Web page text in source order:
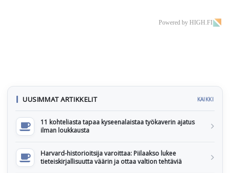
Powered by HIGH.FI
UUSIMMAT ARTIKKELIT KAIKKI
11 kohteliasta tapaa kyseenalaistaa työkaverin ajatus
ilman loukkausta
Harvard-historioitsija varoittaa: Piilaakso lukee
tieteiskirjallisuutta väärin ja ottaa valtion tehtäviä